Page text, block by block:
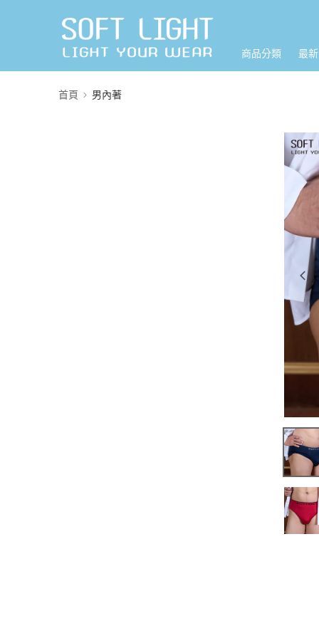
商品分類 最
首頁 男內著